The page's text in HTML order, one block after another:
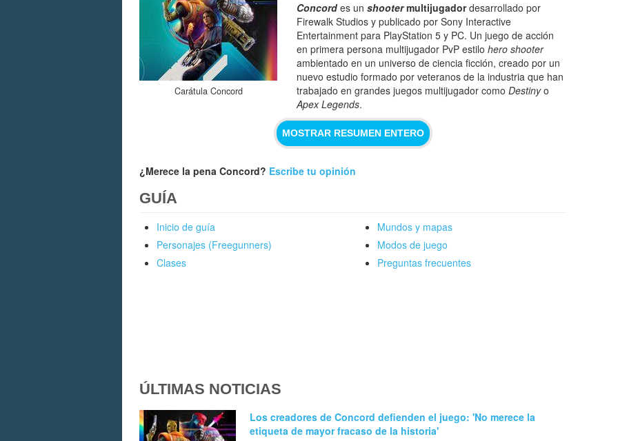
Carátula Concord
Concordes un shootermultijugadordesarrollado por
Firewalk Studios y publicado por Sony Interactive
Entertainment para PlayStation 5 y PC. Un juego de acción
en primera persona multijugador PvP estilo hero shooter
ambientado en un universo de ciencia ficción, creado por un
nuevo estudio formado por veteranos de la industria que han
trabajado en grandes juegos multijugador como Destinyo
Apex Legends.
MOSTRAR RESUMEN ENTERO
¿Merece la pena Concord? Escribe tu opinión
GUÍA
Inicio de guía
Personajes (Freegunners)
Clases
Mundos y mapas
Modos de juego
Preguntas frecuentes
ÚLTIMAS NOTICIAS
Los creadores de Concord defienden el juego: 'No merece la
etiqueta de mayor fracaso de la historia'